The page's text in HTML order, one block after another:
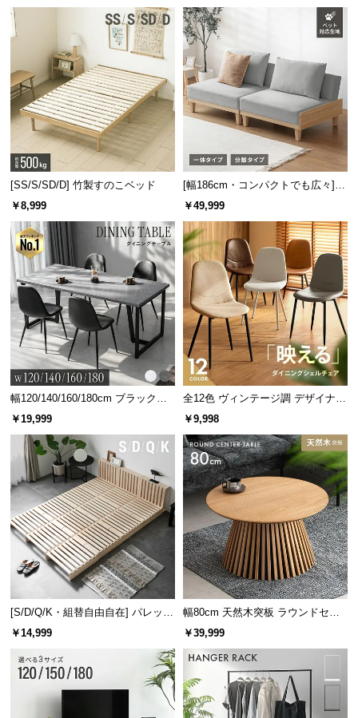
[SS/S/SD/D] 竹製すのこベッド
￥8,999
[幅186cm・コンパクトでも広々] 3
人掛けソファベッド リクライニン
グ 天然木フレーム 北欧
￥49,999
幅120/140/160/180cm ブラックフ
レーム ダイニング 大理石調 4人掛
￥19,999
全12色 ヴィンテージ調 デザイナー
ズシェルチェア
￥9,998
[S/D/Q/K・組替自由自在] パレット
ベッド 8/12/16枚セット
￥14,999
幅80cm 天然木突板 ラウンドセン
ターテーブル 美しい格子デザイン
￥39,999